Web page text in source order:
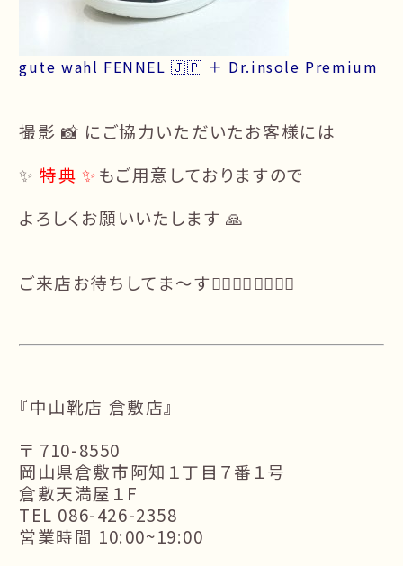
gute wahl FENNEL 🇯🇵 ＋ Dr.insole Premium
撮影 📸 にご協力いただいたお客様には
✨特典 ✨もご用意しておりますので
よろしくお願いいたします 🙏
ご来店お待ちしてま〜す🙇‍♂️🙇‍♀️🙇‍♀️🙇‍♂️
『中山靴店 倉敷店』
〒 710-8550
岡山県倉敷市阿知１丁目７番１号
倉敷天満屋１F
TEL 086-426-2358
営業時間 10:00~19:00